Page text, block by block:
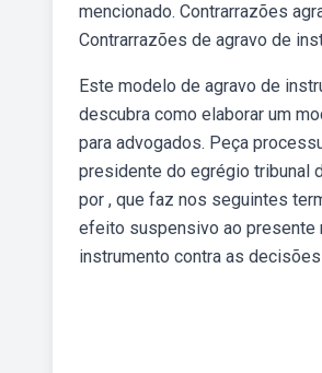
mencionado. Contrarrazões
Contrarrazões de agravo de
Este modelo de agravo de
descubra como elaborar um
para advogados. Peça
presidente do egrégio tribunal
por , que faz nos seguintes
efeito suspensivo ao presente
instrumento contra as